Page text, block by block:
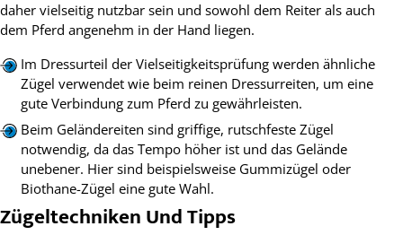
daher vielseitig nutzbar sein und sowohl dem Reiter als auch
dem Pferd angenehm in der Hand liegen.
Im Dressurteil der Vielseitigkeitsprüfung werden ähnliche
Zügel verwendet wie beim reinen Dressurreiten, um eine
gute Verbindung zum Pferd zu gewährleisten.
Beim Geländereiten sind griffige, rutschfeste Zügel
notwendig, da das Tempo höher ist und das Gelände
unebener. Hier sind beispielsweise Gummizügel oder
Biothane-Zügel eine gute Wahl.
Zügeltechniken Und Tipps